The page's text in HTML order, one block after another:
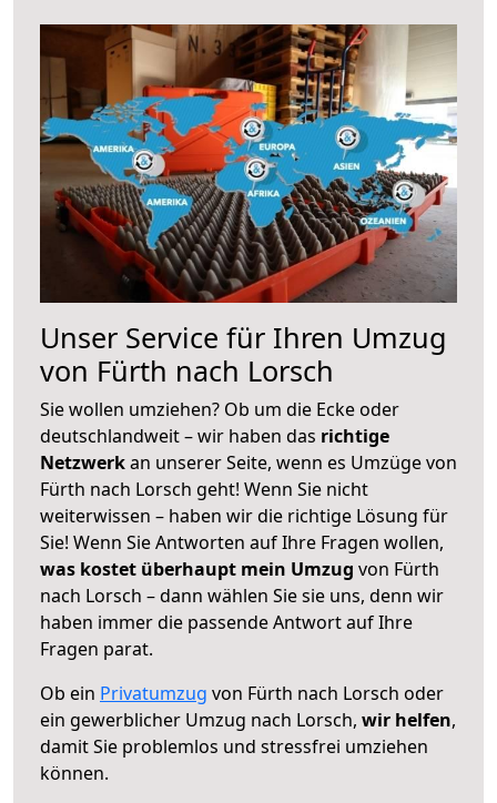
Unser Service für Ihren Umzug
von Fürth nach Lorsch
Sie wollen umziehen? Ob um die Ecke oder
deutschlandweit – wir haben das richtige
Netzwerkan unserer Seite, wenn es Umzüge von
Fürth nach Lorsch geht! Wenn Sie nicht
weiterwissen – haben wir die richtige Lösung für
Sie! Wenn Sie Antworten auf Ihre Fragen wollen,
was kostet überhaupt mein Umzug von Fürth
nach Lorsch – dann wählen Sie sie uns, denn wir
haben immer die passende Antwort auf Ihre
Fragen parat.
Ob ein Privatumzug von Fürth nach Lorsch oder
ein gewerblicher Umzug nach Lorsch, wir helfen,
damit Sie problemlos und stressfrei umziehen
können.